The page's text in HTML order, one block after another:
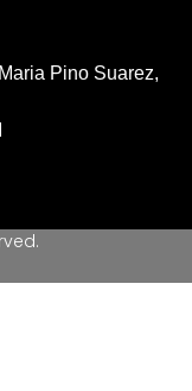
Pino Suarez,